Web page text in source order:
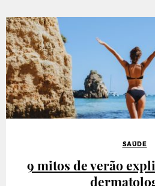
SAÚDE
9 mitos de verão